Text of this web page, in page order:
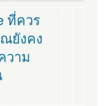
ที่ควร
ยังคง
วาม